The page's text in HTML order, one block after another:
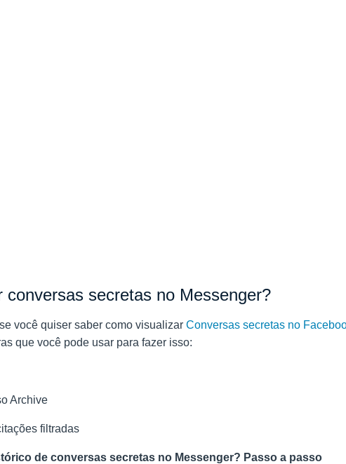
conversas secretas no Messenger?
você quiser saber como visualizar Conversas secretas no
que você pode usar para fazer isso:
Archive
filtradas
de conversas secretas no Messenger? Passo a passo